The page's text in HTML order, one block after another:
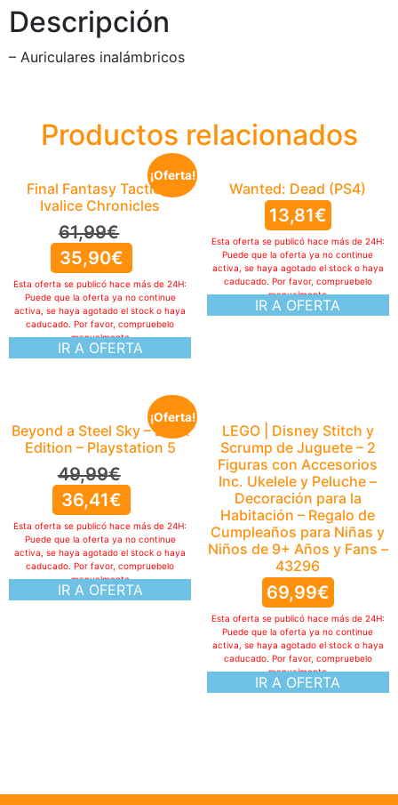
Descripción
– Auriculares inalámbricos
Productos relacionados
¡Oferta!
Final Fantasy Tactics:
Ivalice Chronicles
61,99€
35,90€
IR A OFERTA
Esta oferta se publicó hace más de 24H:
Puede que la oferta ya no continue
activa, se haya agotado el stock o haya
caducado. Por favor, compruebelo
manualmente
Wanted: Dead (PS4)
13,81€
IR A OFERTA
Esta oferta se publicó hace más de 24H:
Puede que la oferta ya no continue
activa, se haya agotado el stock o haya
caducado. Por favor, compruebelo
manualmente
¡Oferta!
Beyond a Steel Sky – Book
Edition – Playstation 5
49,99€
36,41€
IR A OFERTA
Esta oferta se publicó hace más de 24H:
Puede que la oferta ya no continue
activa, se haya agotado el stock o haya
caducado. Por favor, compruebelo
manualmente
LEGO | Disney Stitch y
Scrump de Juguete – 2
Figuras con Accesorios
Inc. Ukelele y Peluche –
Decoración para la
Habitación – Regalo de
Cumpleaños para Niñas y
Niños de 9+ Años y Fans –
43296
69,99€
IR A OFERTA
Esta oferta se publicó hace más de 24H:
Puede que la oferta ya no continue
activa, se haya agotado el stock o haya
caducado. Por favor, compruebelo
manualmente